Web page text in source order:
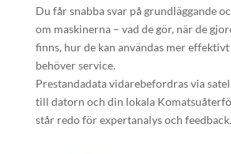
Du får snabba svar på grundläggande
om maskinerna – vad de gör, när de
finns, hur de kan användas mer
behöver service.
Prestandadata vidarebefordras via
till datorn och din lokala
står redo för expertanalys och feedback.